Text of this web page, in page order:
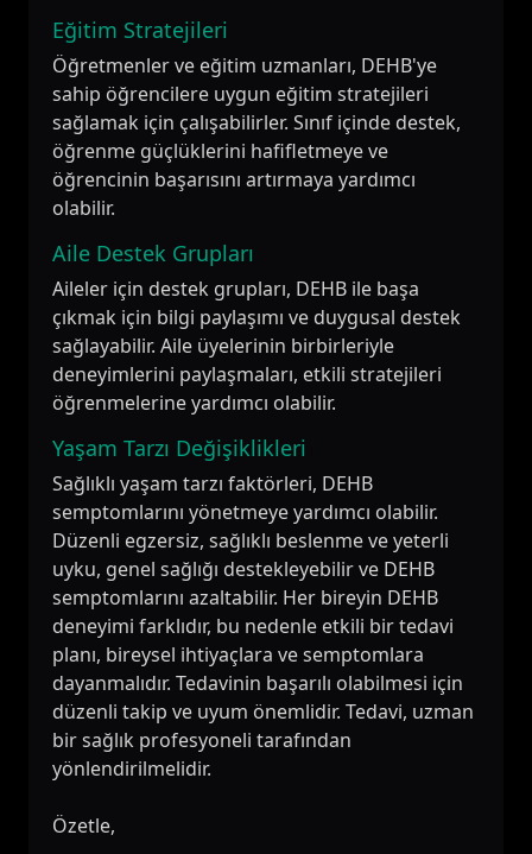
Eğitim Stratejileri
Öğretmenler ve eğitim uzmanları, DEHB'ye
sahip öğrencilere uygun eğitim stratejileri
sağlamak için çalışabilirler. Sınıf içinde destek,
öğrenme güçlüklerini hafifletmeye ve
öğrencinin başarısını artırmaya yardımcı
olabilir.
Aile Destek Grupları
Aileler için destek grupları, DEHB ile başa
çıkmak için bilgi paylaşımı ve duygusal destek
sağlayabilir. Aile üyelerinin birbirleriyle
deneyimlerini paylaşmaları, etkili stratejileri
öğrenmelerine yardımcı olabilir.
Yaşam Tarzı Değişiklikleri
Sağlıklı yaşam tarzı faktörleri, DEHB
semptomlarını yönetmeye yardımcı olabilir.
Düzenli egzersiz, sağlıklı beslenme ve yeterli
uyku, genel sağlığı destekleyebilir ve DEHB
semptomlarını azaltabilir. Her bireyin DEHB
deneyimi farklıdır, bu nedenle etkili bir tedavi
planı, bireysel ihtiyaçlara ve semptomlara
dayanmalıdır. Tedavinin başarılı olabilmesi için
düzenli takip ve uyum önemlidir. Tedavi, uzman
bir sağlık profesyoneli tarafından
yönlendirilmelidir.
Özetle,